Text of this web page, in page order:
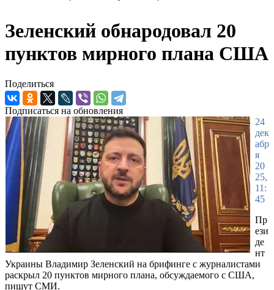
Зеленский обнародовал 20
пунктов мирного плана США
Поделиться
Подписаться на обновления
24
дек
абр
я
20
25,
11:
45
Пр
ези
де
нт
Украины Владимир Зеленский на брифинге с журналистами
раскрыл 20 пунктов мирного плана, обсуждаемого с США,
пишут СМИ.